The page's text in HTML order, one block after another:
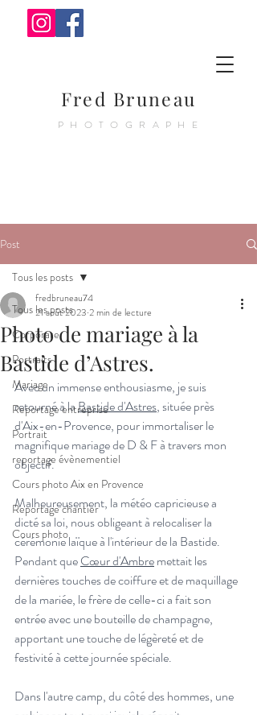
Fred Bruneau
PHOTOGRAPHE
Post
Tous les posts
Corporate
Portraits
Mariage
Reportage entreprise
Portrait
reportage évènementiel
Cours photo Aix en Provence
Reportage chantier
Cours photo
Tous les posts
Photo de mariage à la
Bastide d’Astres.
fredbruneau74
21 août 2023 2 min de lecture
Avec un immense enthousiasme, je suis
retourné à la Bastide d'Astres, située près
d'Aix-en-Provence, pour immortaliser le
magnifique mariage de D & F à travers mon
objectif.
Malheureusement, la météo capricieuse a
dicté sa loi, nous obligeant à relocaliser la
cérémonie laïque à l'intérieur de la Bastide.
Pendant que Cœur d'Ambre mettait les
dernières touches de coiffure et de maquillage
de la mariée, le frère de celle-ci a fait son
entrée avec une bouteille de champagne,
apportant une touche de légèreté et de
festivité à cette journée spéciale.
Dans l'autre camp, du côté des hommes, une